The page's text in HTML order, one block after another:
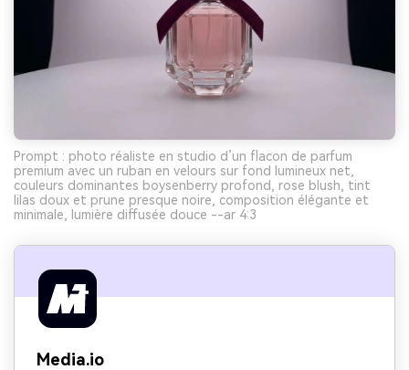
Prompt : photo réaliste en studio d’un flacon de parfum
premium avec un ruban en velours sur fond lumineux net,
couleurs dominantes boysenberry profond, rose blush, tint
lilas doux et prune presque noire, composition élégante et
minimale, lumière diffusée douce --ar 4:3
Media.io